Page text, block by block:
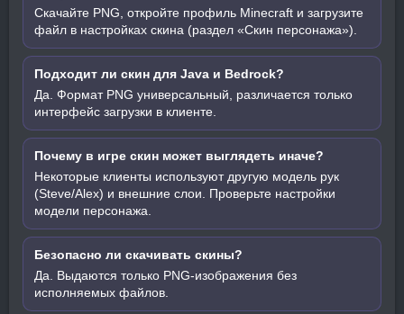
Скачайте PNG, откройте профиль Minecraft и загрузите
файл в настройках скина (раздел «Скин персонажа»).
Подходит ли скин для Java и Bedrock?
Да. Формат PNG универсальный, различается только
интерфейс загрузки в клиенте.
Почему в игре скин может выглядеть иначе?
Некоторые клиенты используют другую модель рук
(Steve/Alex) и внешние слои. Проверьте настройки
модели персонажа.
Безопасно ли скачивать скины?
Да. Выдаются только PNG-изображения без
исполняемых файлов.